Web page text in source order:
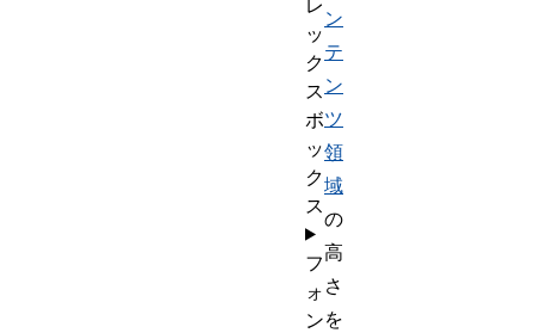
ン
テ
ン
ツ
領
域
の
高
さ
を
ッ
ク
ス
ボ
ッ
ク
ス
フ
ォ
ン